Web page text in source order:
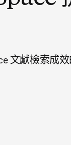
文獻檢索成